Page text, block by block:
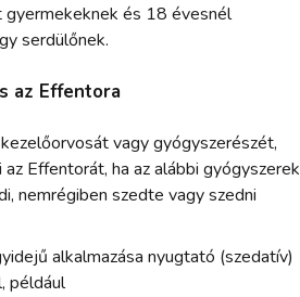
és 18 évesnél
serdülőnek.
az Effentora
vagy gyógyszerészét,
Effentorát, ha az alábbi gyógyszerek
nemrégiben szedte vagy szedni
alkalmazása nyugtató (szedatív)
például